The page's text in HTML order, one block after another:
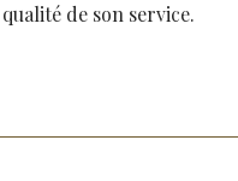
de son service.